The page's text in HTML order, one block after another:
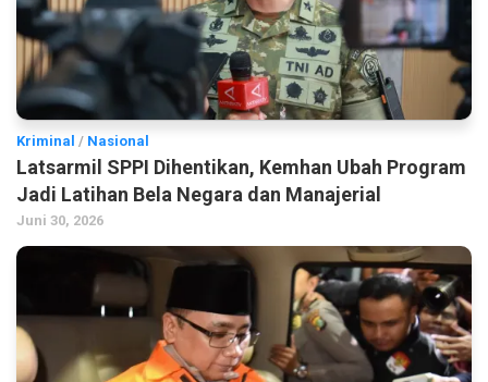
Kriminal / Nasional
Latsarmil SPPI Dihentikan, Kemhan Ubah Program
Jadi Latihan Bela Negara dan Manajerial
Juni 30, 2026